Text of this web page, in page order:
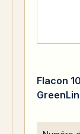
Flacon